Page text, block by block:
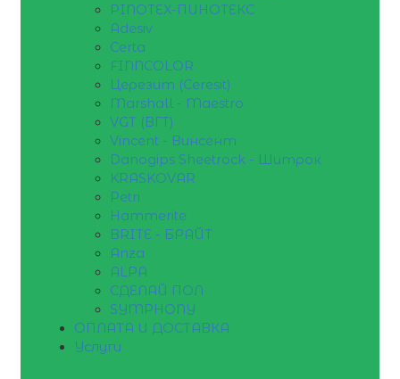
PINOTEX-ПИНОТЕКС
Adesiv
Certa
FINNCOLOR
Церезит (Ceresit)
Marshall - Maestro
VGT (ВГТ)
Vincent - Винсент
Danogips Sheetrock - Шитрок
KRASKOVAR
Petri
Hammerite
BRITE - БРАЙТ
Anza
ALPA
СДЕЛАЙ ПОЛ
SYMPHONY
ОПЛАТА И ДОСТАВКА
Услуги